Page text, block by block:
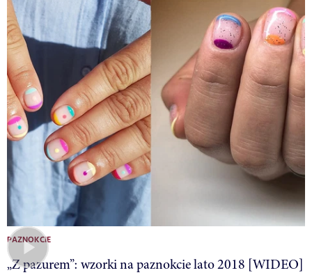
PAZNOKCIE
„Z pazurem”: wzorki na paznokcie lato 2018 [WIDEO]